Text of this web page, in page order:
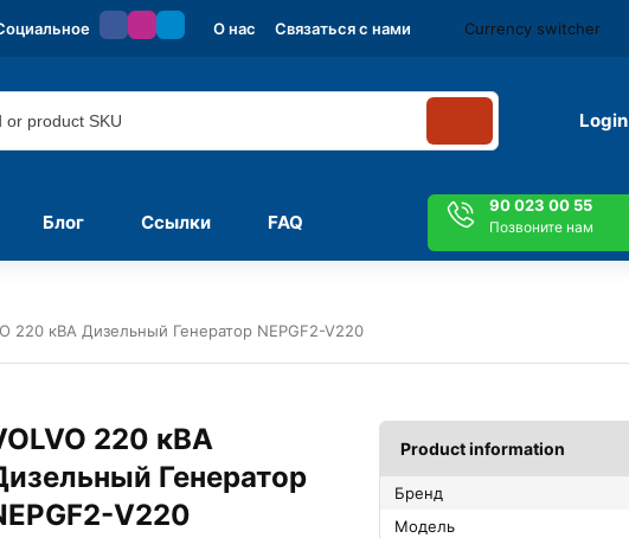
О нас Связаться с нами Currency switcher
Login
Блог Ссылки FAQ
90 023 00 55
Позвоните нам
220 кВА Дизельный Генератор NEPGF2-V220
220 кВА
Генератор
V220
Product information
Бренд
Модель